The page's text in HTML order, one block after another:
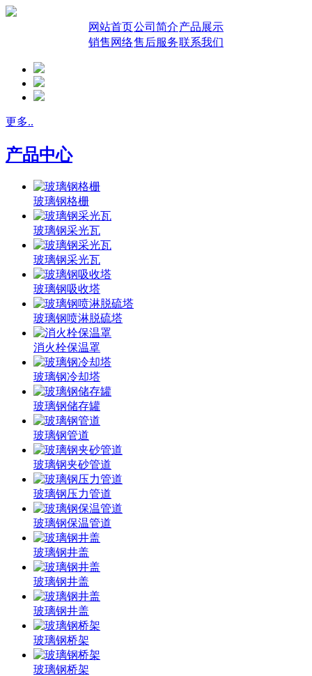
网站首页公司简介产品展示
销售网络售后服务联系我们
更多..
产品中心
玻璃钢格栅
玻璃钢采光瓦
玻璃钢采光瓦
玻璃钢吸收塔
玻璃钢喷淋脱硫塔
消火栓保温罩
玻璃钢冷却塔
玻璃钢储存罐
玻璃钢管道
玻璃钢夹砂管道
玻璃钢压力管道
玻璃钢保温管道
玻璃钢井盖
玻璃钢井盖
玻璃钢井盖
玻璃钢桥架
玻璃钢桥架